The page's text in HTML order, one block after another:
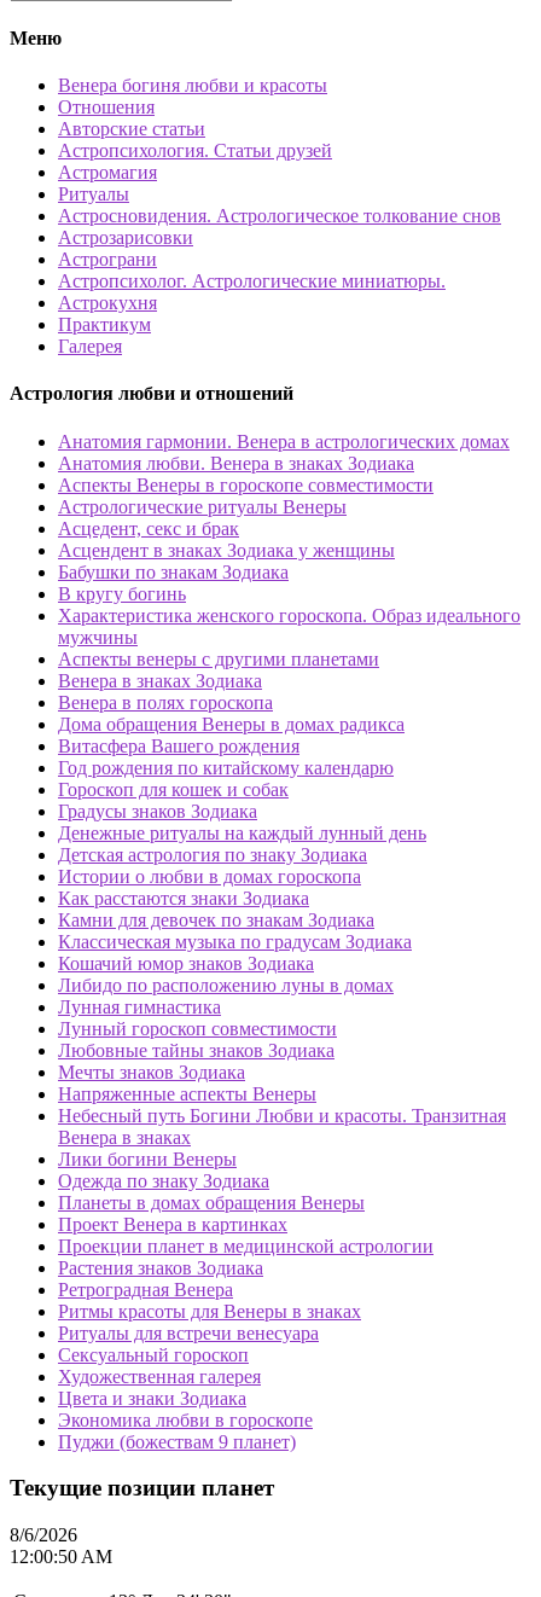
Меню
Венера богиня любви и красоты
Отношения
Авторские статьи
Астропсихология. Статьи друзей
Астромагия
Ритуалы
Астросновидения. Астрологическое толкование снов
Астрозарисовки
Астрограни
Астропсихолог. Астрологические миниатюры.
Астрокухня
Практикум
Галерея
Астрология любви и отношений
Анатомия гармонии. Венера в астрологических домах
Анатомия любви. Венера в знаках Зодиака
Аспекты Венеры в гороскопе совместимости
Астрологические ритуалы Венеры
Асцедент, секс и брак
Асцендент в знаках Зодиака у женщины
Бабушки по знакам Зодиака
В кругу богинь
Характеристика женского гороскопа. Образ идеального
мужчины
Аспекты венеры с другими планетами
Венера в знаках Зодиака
Венера в полях гороскопа
Дома обращения Венеры в домах радикса
Витасфера Вашего рождения
Год рождения по китайскому календарю
Гороскоп для кошек и собак
Градусы знаков Зодиака
Денежные ритуалы на каждый лунный день
Детская астрология по знаку Зодиака
Истории о любви в домах гороскопа
Как расстаются знаки Зодиака
Камни для девочек по знакам Зодиака
Классическая музыка по градусам Зодиака
Кошачий юмор знаков Зодиака
Либидо по расположению луны в домах
Лунная гимнастика
Лунный гороскоп совместимости
Любовные тайны знаков Зодиака
Мечты знаков Зодиака
Напряженные аспекты Венеры
Небесный путь Богини Любви и красоты. Транзитная
Венера в знаках
Лики богини Венеры
Одежда по знаку Зодиака
Планеты в домах обращения Венеры
Проект Венера в картинках
Проекции планет в медицинской астрологии
Растения знаков Зодиака
Ретроградная Венера
Ритмы красоты для Венеры в знаках
Ритуалы для встречи венесуара
Сексуальный гороскоп
Художественная галерея
Цвета и знаки Зодиака
Экономика любви в гороскопе
Пуджи (божествам 9 планет)
Текущие позиции планет
8/6/2026
12:00:50 AM